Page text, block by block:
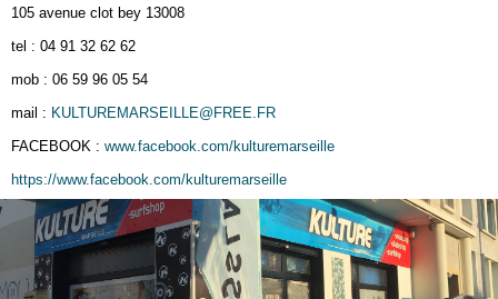
105 avenue clot bey 13008
tel : 04 91 32 62 62
mob : 06 59 96 05 54
mail : KULTUREMARSEILLE@FREE.FR
FACEBOOK : www.facebook.com/kulturemarseille
https://www.facebook.com/kulturemarseille